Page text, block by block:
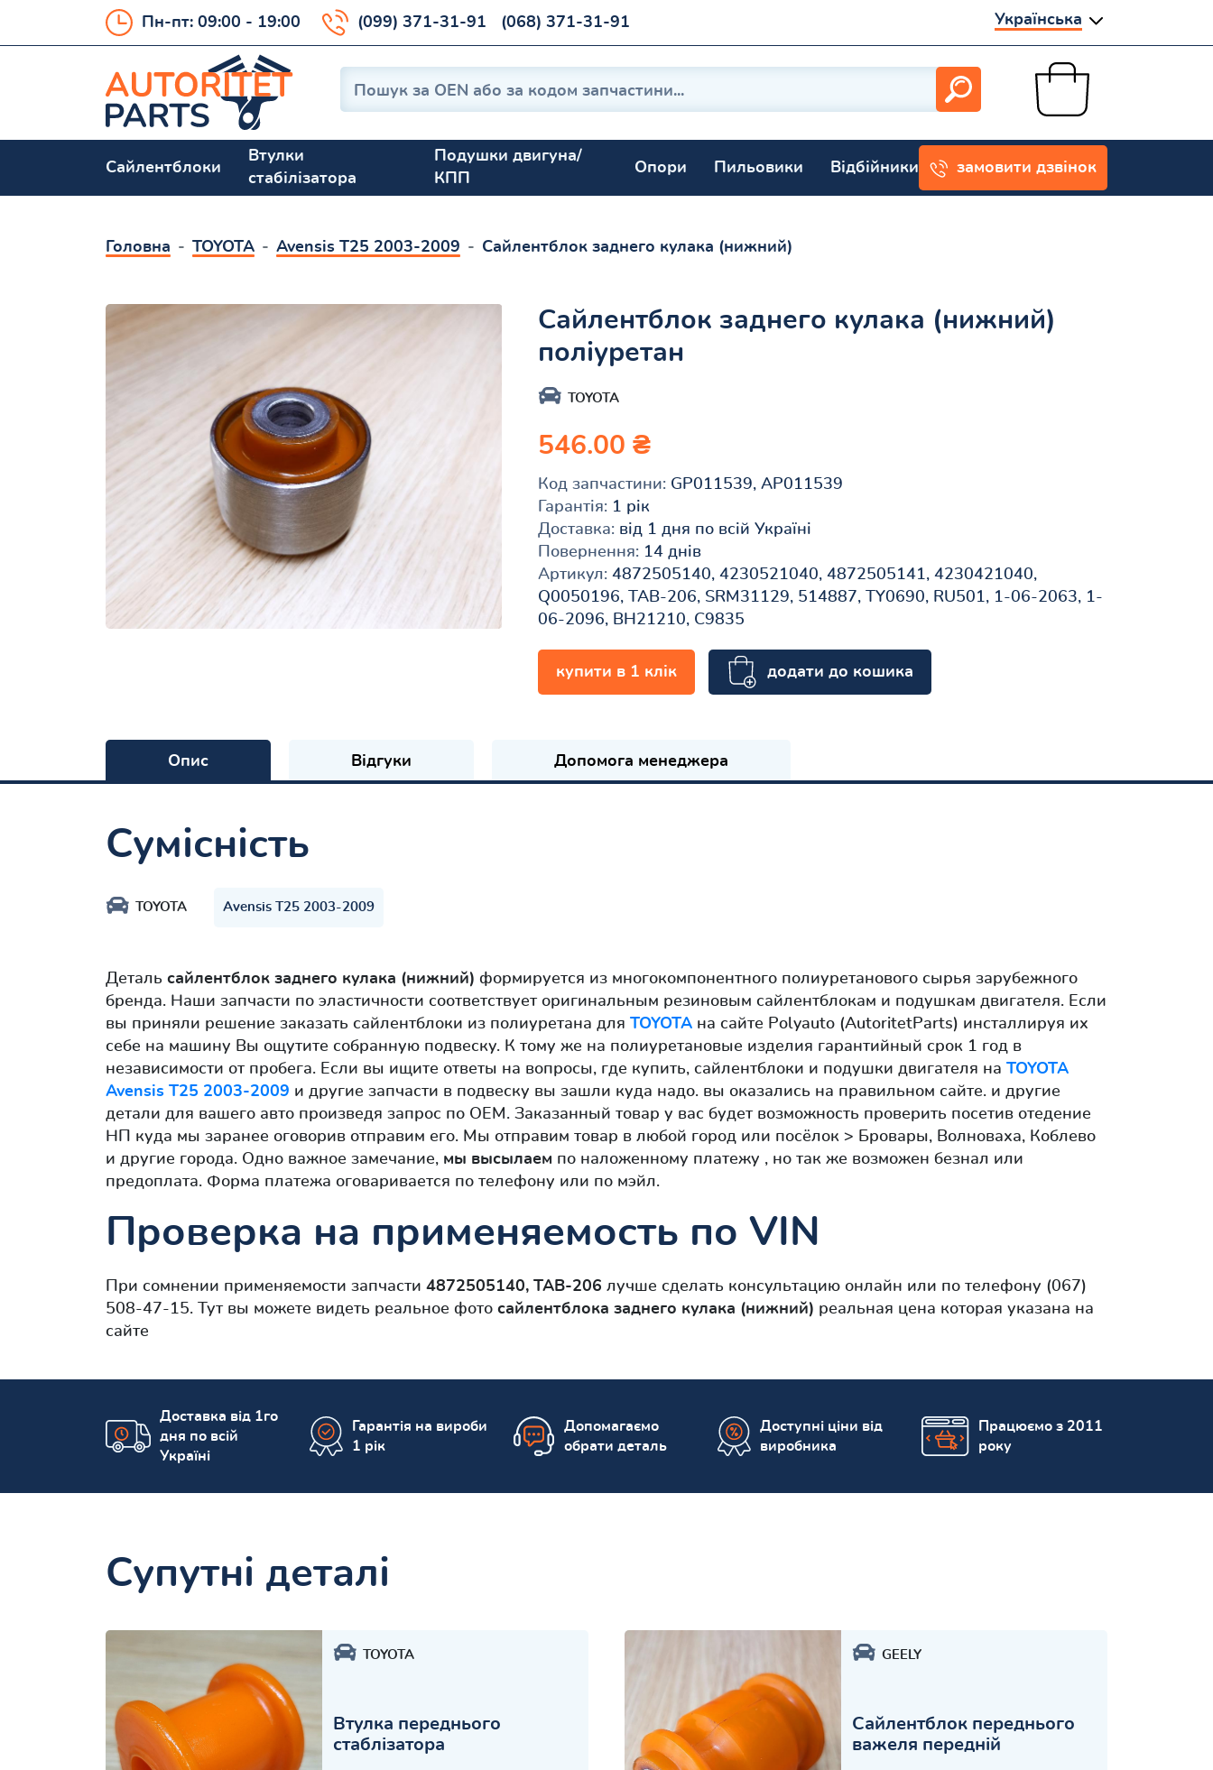
Пн-пт: 09:00 - 19:00 (099) 371-31-91 (068) 371-31-91 Українська
Сайлентблоки
Втулки
стабілізатора
Подушки двигуна/
КПП
Опори Пильовики Відбійники замовити дзвінок
Головна TOYOTA Avensis T25 2003-2009 Сайлентблок заднего кулака (нижний)
Сайлентблок заднего кулака (нижний)
поліуретан
TOYOTA
546.00 ₴
Код запчастини: GP011539, AP011539
Гарантія: 1 рік
Доставка: від 1 дня по всій Україні
Повернення: 14 днів
Артикул: 4872505140, 4230521040, 4872505141, 4230421040,
Q0050196, TAB-206, SRM31129, 514887, TY0690, RU501, 1-06-2063, 1-
06-2096, BH21210, C9835
купити в 1 клік додати до кошика
Опис Відгуки Допомога менеджера
Сумісність
TOYOTA Avensis T25 2003-2009
Деталь сайлентблок заднего кулака (нижний) формируется из многокомпонентного полиуретанового сырья зарубежного
бренда. Наши запчасти по эластичности соответствует оригинальным резиновым сайлентблокам и подушкам двигателя. Если
вы приняли решение заказать сайлентблоки из полиуретана для TOYOTA на сайте Polyauto (AutoritetParts) инсталлируя их
себе на машину Вы ощутите собранную подвеску. К тому же на полиуретановые изделия гарантийный срок 1 год в
независимости от пробега. Если вы ищите ответы на вопросы, где купить, сайлентблоки и подушки двигателя на TOYOTA
Avensis T25 2003-2009 и другие запчасти в подвеску вы зашли куда надо. вы оказались на правильном сайте. и другие
детали для вашего авто произведя запрос по OEM. Заказанный товар у вас будет возможность проверить посетив отедение
НП куда мы заранее оговорив отправим его. Мы отправим товар в любой город или посёлок > Бровары, Волноваха, Коблево
и другие города. Одно важное замечание, мы высылаем по наложенному платежу , но так же возможен безнал или
предоплата. Форма платежа оговаривается по телефону или по мэйл.
Проверка на применяемость по VIN
При сомнении применяемости запчасти 4872505140, TAB-206 лучше сделать консультацию онлайн или по телефону (067)
508-47-15. Тут вы можете видеть реальное фото сайлентблокa заднего кулака (нижний) реальная цена которая указана на
сайте
Доставка від 1го
дня по всій
Україні
Гарантія на вироби
1 рік
Допомагаємо
обрати деталь
Доступні ціни від
виробника
Працюємо з 2011
року
Супутні деталі
TOYOTA
Втулка переднього
стаблізатора
GEELY
Сайлентблок переднього
важеля передній